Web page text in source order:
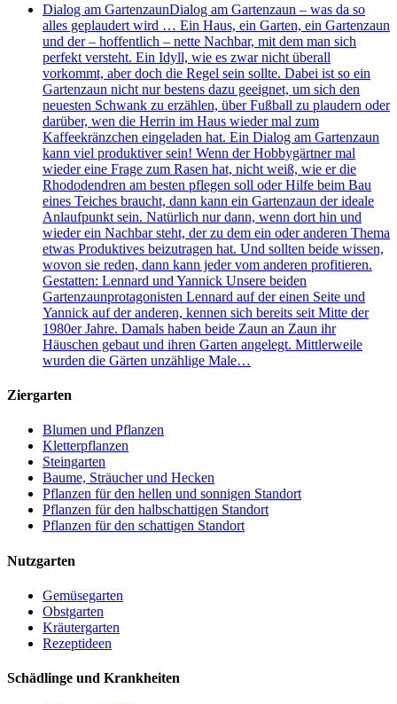
Dialog am GartenzaunDialog am Gartenzaun – was da so
alles geplaudert wird … Ein Haus, ein Garten, ein Gartenzaun
und der – hoffentlich – nette Nachbar, mit dem man sich
perfekt versteht. Ein Idyll, wie es zwar nicht überall
vorkommt, aber doch die Regel sein sollte. Dabei ist so ein
Gartenzaun nicht nur bestens dazu geeignet, um sich den
neuesten Schwank zu erzählen, über Fußball zu plaudern oder
darüber, wen die Herrin im Haus wieder mal zum
Kaffeekränzchen eingeladen hat. Ein Dialog am Gartenzaun
kann viel produktiver sein! Wenn der Hobbygärtner mal
wieder eine Frage zum Rasen hat, nicht weiß, wie er die
Rhododendren am besten pflegen soll oder Hilfe beim Bau
eines Teiches braucht, dann kann ein Gartenzaun der ideale
Anlaufpunkt sein. Natürlich nur dann, wenn dort hin und
wieder ein Nachbar steht, der zu dem ein oder anderen Thema
etwas Produktives beizutragen hat. Und sollten beide wissen,
wovon sie reden, dann kann jeder vom anderen profitieren.
Gestatten: Lennard und Yannick Unsere beiden
Gartenzaunprotagonisten Lennard auf der einen Seite und
Yannick auf der anderen, kennen sich bereits seit Mitte der
1980er Jahre. Damals haben beide Zaun an Zaun ihr
Häuschen gebaut und ihren Garten angelegt. Mittlerweile
wurden die Gärten unzählige Male…
Ziergarten
Blumen und Pflanzen
Kletterpflanzen
Steingarten
Baume, Sträucher und Hecken
Pflanzen für den hellen und sonnigen Standort
Pflanzen für den halbschattigen Standort
Pflanzen für den schattigen Standort
Nutzgarten
Gemüsegarten
Obstgarten
Kräutergarten
Rezeptideen
Schädlinge und Krankheiten